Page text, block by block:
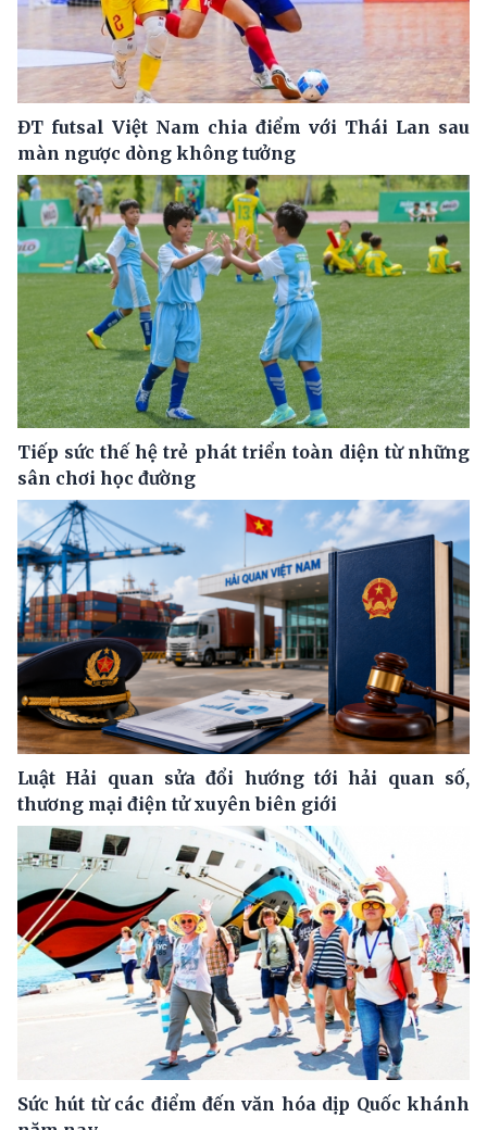
ĐT futsal Việt Nam chia điểm với Thái Lan sau
màn ngược dòng không tưởng
Tiếp sức thế hệ trẻ phát triển toàn diện từ những
sân chơi học đường
Luật Hải quan sửa đổi hướng tới hải quan số,
thương mại điện tử xuyên biên giới
Sức hút từ các điểm đến văn hóa dịp Quốc khánh